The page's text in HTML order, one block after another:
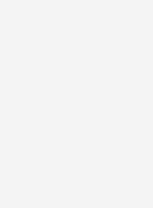
für Umwelt,
BW
Bildung
Diözese